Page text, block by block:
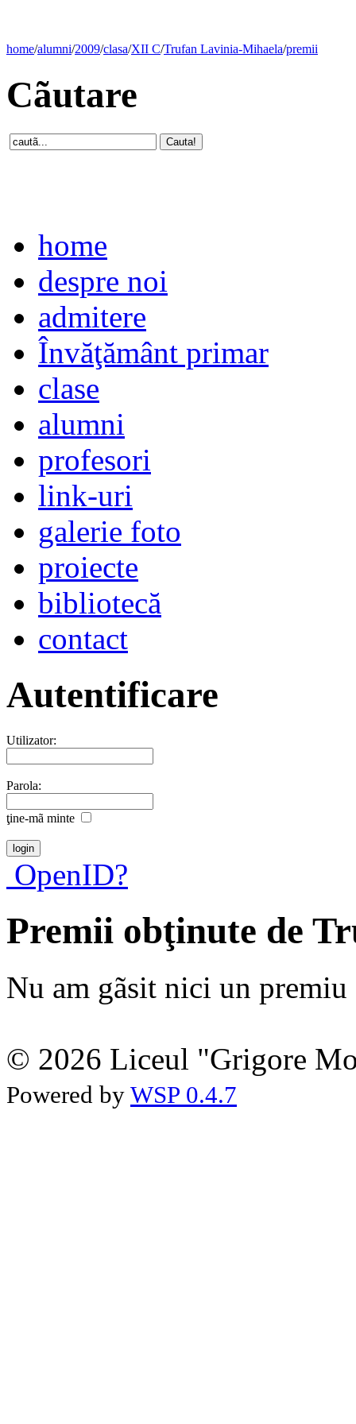
home/alumni/2009/clasa/XII C/Trufan Lavinia-Mihaela/premii
Cãutare
home
despre noi
admitere
Învăţământ primar
clase
alumni
profesori
link-uri
galerie foto
proiecte
bibliotecă
contact
Autentificare
Utilizator:
Parola:
ţine-mã minte
OpenID?
Premii obţinute de
Nu am gãsit nici un premiu
© 2026 Liceul "Grigore
Powered by WSP 0.4.7